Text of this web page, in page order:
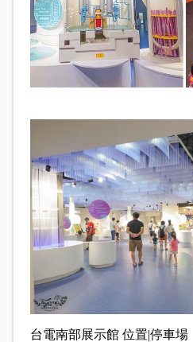
台電南部展示館 位置|停車場